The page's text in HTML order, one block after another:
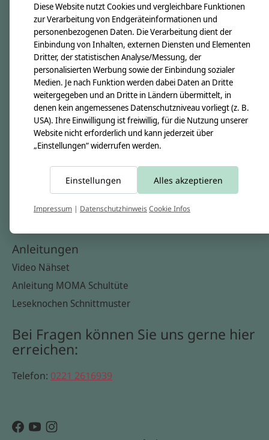
Nähkästchen
Unsere Stoffe
Impressum
Informationen
Kontakt
Versandkosten & Rücksendungen
Zahlungsarten
Widerrufsbelehrung
Anleitungen
Video Nähset
Anleitung MOMA Schultüte
Leseknochen Schnittmuster
Bei Fragen können Sie uns gerne hier
erreichen:
Telefon: 0221 2616939
Diese Website nutzt Cookies und vergleichbare Funktionen
zur Verarbeitung von Endgeräteinformationen und
personenbezogenen Daten. Die Verarbeitung dient der
Einbindung von Inhalten, externen Diensten und Elementen
Dritter, der statistischen Analyse/Messung, der
personalisierten Werbung sowie der Einbindung sozialer
Medien. Je nach Funktion werden dabei Daten an Dritte
weitergegeben und an Dritte in Ländern übermittelt, in
denen kein angemessenes Datenschutzniveau vorliegt (z. B.
USA). Ihre Einwilligung ist freiwillig, für die Nutzung unserer
Website nicht erforderlich und kann jederzeit über
„Einstellungen“ widerrufen werden.
Einstellungen Alles akzeptieren
Impressum | DatenschutzhinweisCookie Infos